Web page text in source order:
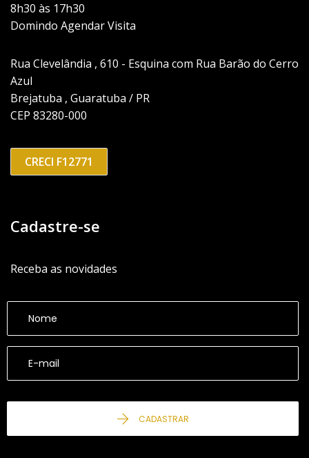
8h30 às 17h30
Domindo Agendar Visita
Rua Clevelândia , 610 - Esquina com Rua Barão do Cerro
Azul
Brejatuba , Guaratuba / PR
CEP 83280-000
CRECI F12771
Cadastre-se
Receba as novidades
CADASTRAR